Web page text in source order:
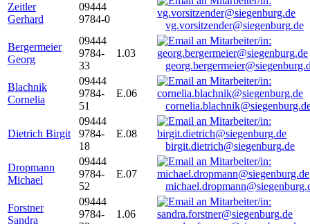
Zeitler
Gerhard
09444
9784-0
vg.vorsitzender@siegenburg.de
Bergermeier
Georg
09444
9784-
33
1.03
Blachnik
Cornelia
09444
9784-
51
E.06
Dietrich Birgit
09444
9784-
18
E.08
birgit.dietrich@siegenburg.de
Dropmann
Michael
09444
9784-
52
E.07
Forstner
Sandra
09444
9784-
1.06